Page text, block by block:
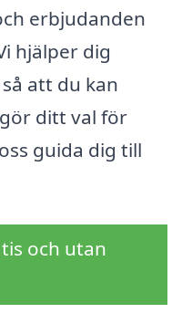
erbjudanden
hjälper dig
att du kan
ditt val för
guida dig till
och utan